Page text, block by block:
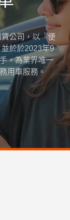
公司，以『便
於於2023年9
，為業界唯一
用車服務。